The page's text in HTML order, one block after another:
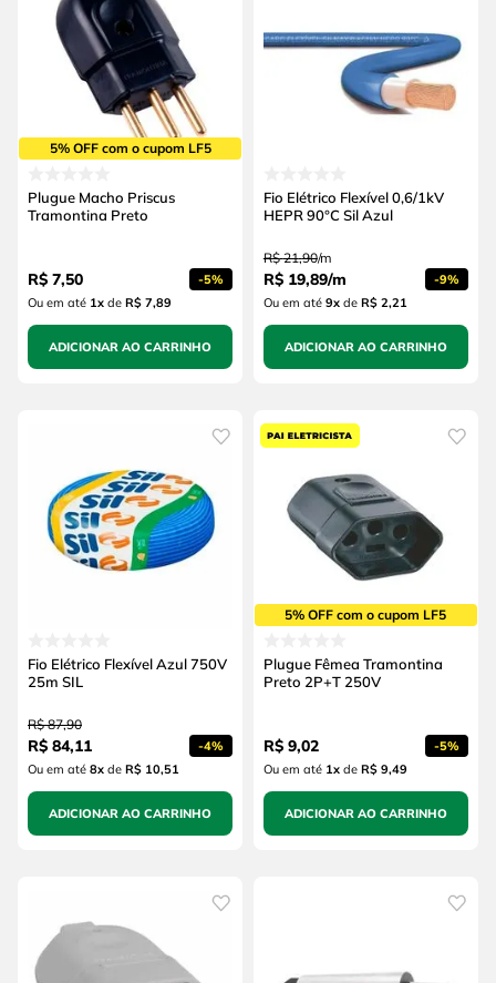
5% OFF com o cupom LF5
Plugue Macho Priscus
Tramontina Preto
R$ 7,50 -5%
Ou em até 1xde R$ 7,89
ADICIONAR AO CARRINHO
Fio Elétrico Flexível 0,6/1kV
HEPR 90°C Sil Azul
R$ 21,90/m
R$ 19,89/m -9%
Ou em até 9xde R$ 2,21
ADICIONAR AO CARRINHO
Fio Elétrico Flexível Azul 750V
25m SIL
R$ 87,90
R$ 84,11 -4%
Ou em até 8xde R$ 10,51
ADICIONAR AO CARRINHO
5% OFF com o cupom LF5
Plugue Fêmea Tramontina
Preto 2P+T 250V
R$ 9,02 -5%
Ou em até 1xde R$ 9,49
ADICIONAR AO CARRINHO